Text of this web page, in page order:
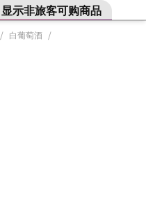
显示非旅客可购商品
/ 白葡萄酒 /